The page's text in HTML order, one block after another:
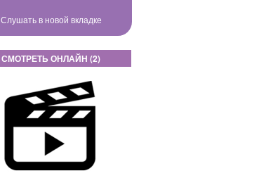
Слушать в новой вкладке
СМОТРЕТЬ ОНЛАЙН (2)